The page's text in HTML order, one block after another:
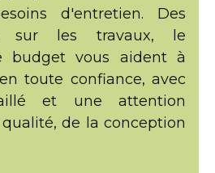
d'entretien. Des
sur les travaux, le
budget vous aident à
toute confiance, avec
et une attention
de la conception